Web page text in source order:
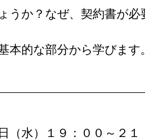
うか？なぜ、契約書が
本的な部分から学びます
水）１９：００～２１